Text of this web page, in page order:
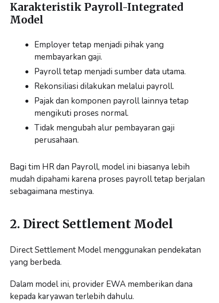
Karakteristik Payroll-Integrated
Model
Employer tetap menjadi pihak yang
membayarkan gaji.
Payroll tetap menjadi sumber data utama.
Rekonsiliasi dilakukan melalui payroll.
Pajak dan komponen payroll lainnya tetap
mengikuti proses normal.
Tidak mengubah alur pembayaran gaji
perusahaan.
Bagi tim HR dan Payroll, model ini biasanya lebih
mudah dipahami karena proses payroll tetap berjalan
sebagaimana mestinya.
2. Direct Settlement Model
Direct Settlement Model menggunakan pendekatan
yang berbeda.
Dalam model ini, provider EWA memberikan dana
kepada karyawan terlebih dahulu.